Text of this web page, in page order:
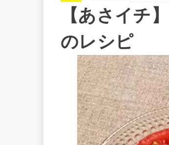
【あさイチ
のレシピ